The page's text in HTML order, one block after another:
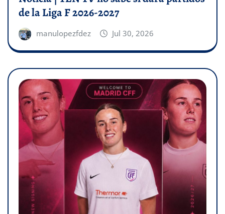
de la Liga F 2026-2027
manulopezfdez Jul 30, 2026